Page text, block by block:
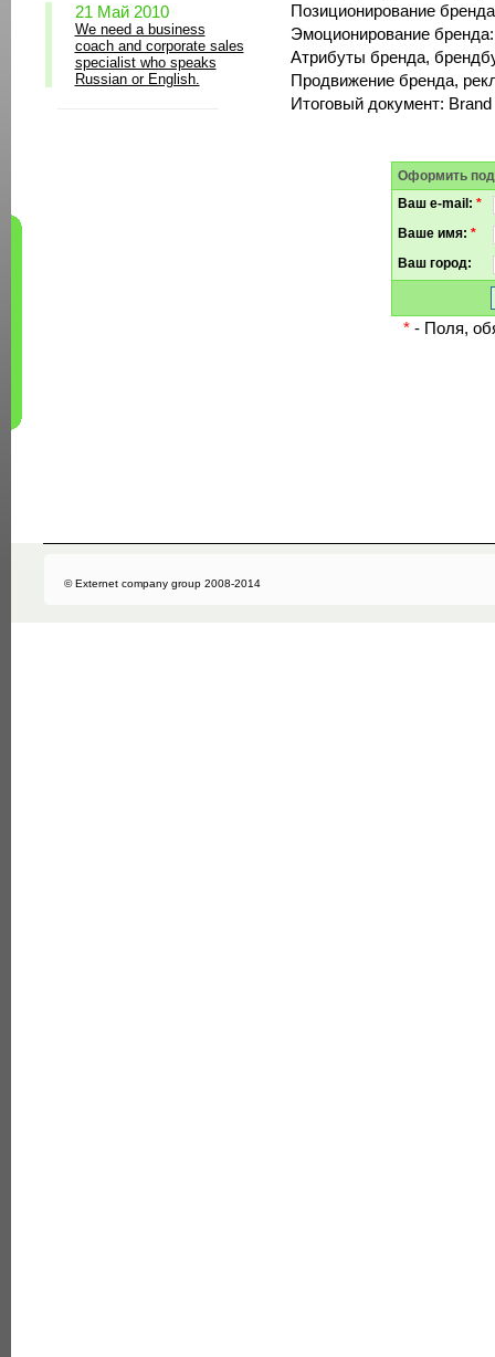
21 Май 2010
We need a business
coach and corporate sales
specialist who speaks
Russian or English.
Позиционирование
Эмоционирование
Атрибуты бренда,
Продвижение бренда,
Итоговый документ:
Оформить
Ваш e-mail: *
Ваше имя: *
Ваш город:
*- Поля,
© Externet company group 2008-2014